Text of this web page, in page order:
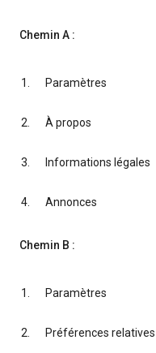
Chemin A :
Paramètres
À propos
Informations légales
Annonces
Chemin B :
Paramètres
Préférences